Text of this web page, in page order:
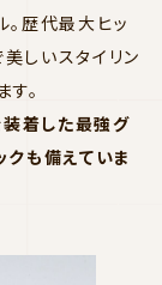
歴代最大ヒッ
しいスタイリン
。
装着した最強グ
クも備えていま